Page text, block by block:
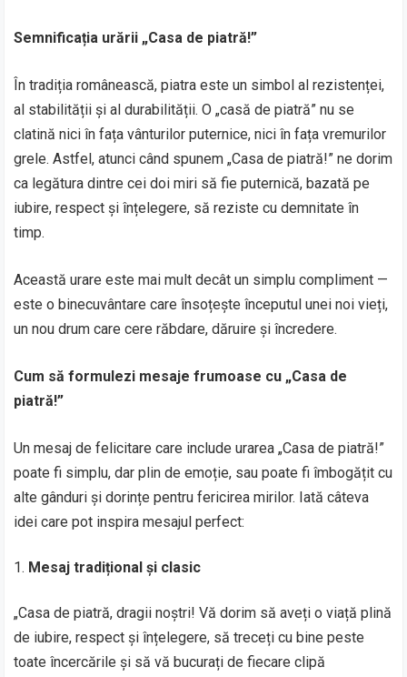
Semnificația urării „Casa de piatră!”
În tradiția românească, piatra este un simbol al rezistenței,
al stabilității și al durabilității. O „casă de piatră” nu se
clatină nici în fața vânturilor puternice, nici în fața vremurilor
grele. Astfel, atunci când spunem „Casa de piatră!” ne dorim
ca legătura dintre cei doi miri să fie puternică, bazată pe
iubire, respect și înțelegere, să reziste cu demnitate în
timp.
Această urare este mai mult decât un simplu compliment —
este o binecuvântare care însoțește începutul unei noi vieți,
un nou drum care cere răbdare, dăruire și încredere.
Cum să formulezi mesaje frumoase cu „Casa de
piatră!”
Un mesaj de felicitare care include urarea „Casa de piatră!”
poate fi simplu, dar plin de emoție, sau poate fi îmbogățit cu
alte gânduri și dorințe pentru fericirea mirilor. Iată câteva
idei care pot inspira mesajul perfect:
Mesaj tradițional și clasic
„Casa de piatră, dragii noștri! Vă dorim să aveți o viață plină
de iubire, respect și înțelegere, să treceți cu bine peste
toate încercările și să vă bucurați de fiecare clipă